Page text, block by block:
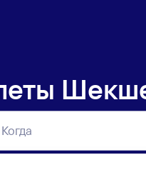
Когда